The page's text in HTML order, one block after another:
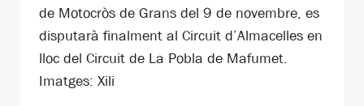
de Motocròs de Grans del 9 de novembre, es
disputarà finalment al Circuit d’Almacelles en
lloc del Circuit de La Pobla de Mafumet.
Imatges: Xili